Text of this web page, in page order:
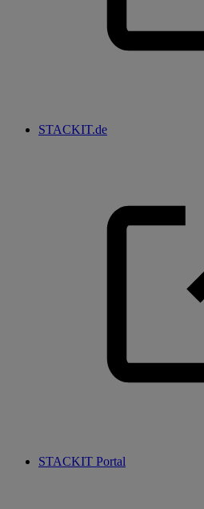
STACKIT.de
STACKIT Portal